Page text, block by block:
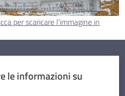
per scaricare l'immagine in
le informazioni su